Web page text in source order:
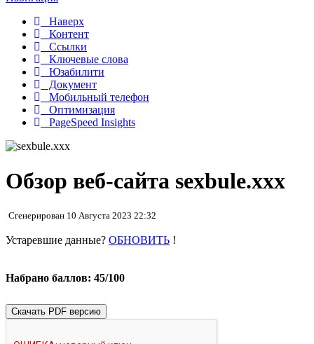
Наверх
Контент
Ссылки
Ключевые слова
Юзабилити
Документ
Мобильный телефон
Оптимизация
PageSpeed Insights
Обзор веб-сайта sexbule.xxx
Сгенерирован 10 Августа 2023 22:32
Устаревшие данные? ОБНОВИТЬ !
Набрано баллов: 45/100
Скачать PDF версию